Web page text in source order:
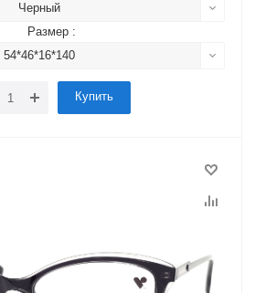
Черный
Размер :
54*46*16*140
Купить